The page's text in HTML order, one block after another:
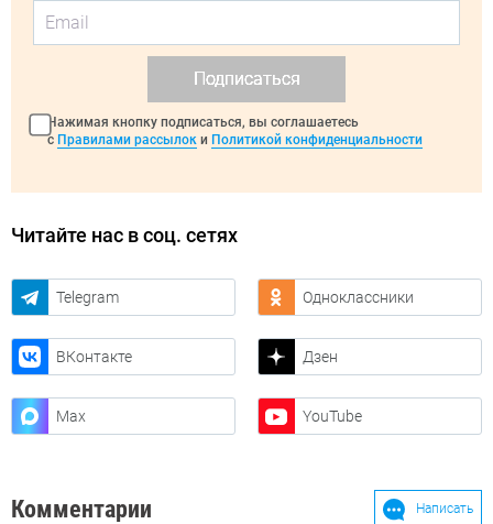
Подписаться
Нажимая кнопку подписаться, вы соглашаетесь
с Правилами рассылок и Политикой конфиденциальности
Читайте нас в соц. сетях
Telegram Одноклассники
ВКонтакте Дзен
Max YouTube
Комментарии Написать